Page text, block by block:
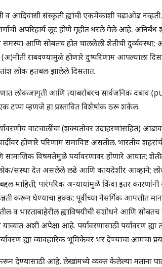
व आदिवासी संस्कृती ह्यांची एकमेकांशी चढाओढ
अपरिहार्य लूट होणे गृहीत धरले गेले आहे. अनिर्बंध
समस्या आणि सोबतच होत चाललेली शेतीची दुर्व्यवस्था;
राबवण्यामुळे होणारे दुष्परिणाम आपल्याला
लोक हतबल झालेले दिसतात.
लोकजागृती आणि त्याबरोबरच सार्वजनिक
टप्पा म्हणजे हा प्रस्तावित विशेषांक ठरू शकेल.
वाटचालींचा (शक्यतोवर उदाहरणांसहित)
होणारे परिणाम समाविष्ट असतील. भारतीय
विषमतेमुळे पर्यावरणावर होणारे आघात;
लोक/संस्था देत असलेले लढे आणि कायदेशीर आव्हाने;
माहिती; पारंपरिक अन्यायांमुळे किंवा इतर कारणांनी
करून घेण्याचा हक्क; पूर्वीच्या नैसर्गिक आपत्तीत
व भारताबाहेरील ह्याविषयीची संशोधने आणि सोबतच
अशी अपेक्षा आहे. पर्यावरणासाठी पर्यावरण ह्या
ह्या व्यावहारिक भूमिकेवर भर देण्याचा आमचा
देण्यासाठी आहे. लेखांमध्ये व्यक्त केलेल्या मतांना